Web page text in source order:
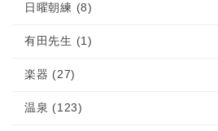
日曜朝練 (8)
有田先生 (1)
楽器 (27)
温泉 (123)